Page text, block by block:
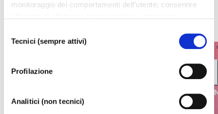
monitoraggio dei comportamenti dell’utente; consentire
TUTTI”, l’utente acconsente all’uso di tutti i cookie non
tecnici, inclusi quindi quelli di profilazione, analitici e
social. Il consenso è facoltativo e può essere revocato in
qualsiasi momento. Se l’utente desidera modificare le
sinistra dello schermo. Per sapere di più sui cookie che
da dove è
delTecnici (sempre attivi)
Profilazione
Analitici (non tecnici)
IL CALENDARIO COMPLETO